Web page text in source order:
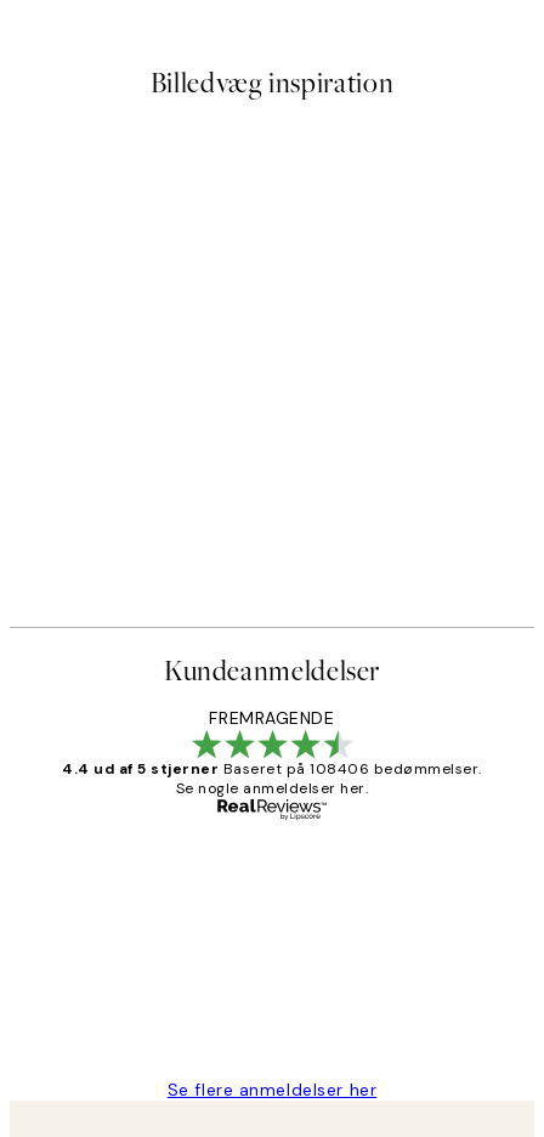
Billedvæg inspiration
Kundeanmeldelser
FREMRAGENDE
4.4 ud af 5 stjerner Baseret på 108406 bedømmelser.
Se nogle anmeldelser her.
Se flere anmeldelser her